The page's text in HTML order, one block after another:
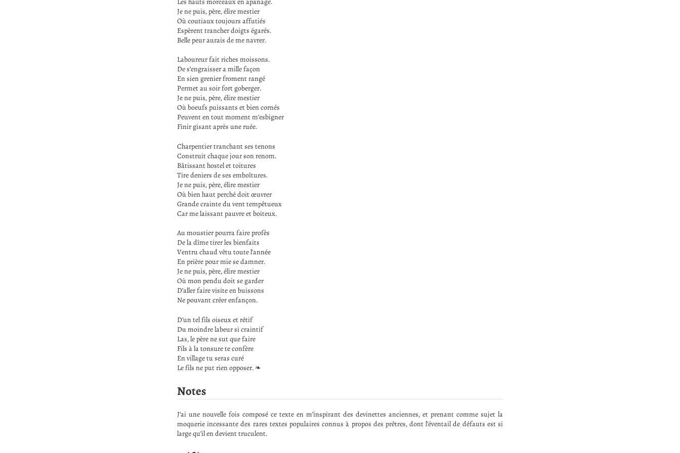
Je ne puis, père, élire mestier
Où coutiaux toujours affutiés
Espèrent trancher doigts égarés.
Belle peur aurais de me navrer.
Laboureur fait riches moissons.
De s’engraisser a mille façon
En sien grenier froment rangé
Permet au soir fort goberger.
Je ne puis, père, élire mestier
Où boeufs puissants et bien cornés
Peuvent en tout moment m’esbigner
Finir gisant après une ruée.
Charpentier tranchant ses tenons
Construit chaque jour son renom.
Bâtissant hostel et toitures
Tire deniers de ses emboîtures.
Je ne puis, père, élire mestier
Où bien haut perché doit œuvrer
Grande crainte du vent tempêtueux
Car me laissant pauvre et boiteux.
Au moustier pourra faire profès
De la dîme tirer les bienfaits
Ventru chaud vêtu toute l’année
En prière pour mie se damner.
Je ne puis, père, élire mestier
Où mon pendu doit se garder
D’aller faire visite en buissons
Ne pouvant créer enfançon.
D’un tel fils oiseux et rétif
Du moindre labeur si craintif
Las, le père ne sut que faire
Fils à la tonsure te confère
En village tu seras curé
Le fils ne put rien opposer. ❧
Notes
J’ai une nouvelle fois composé ce texte en m’inspirant des devinettes anciennes, et prenant comme sujet la
moquerie incessante des rares textes populaires connus à propos des prêtres, dont l’éventail de défauts est si
large qu’il en devient truculent.